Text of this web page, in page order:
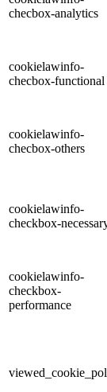
checbox-analytics
cookielawinfo-
checbox-functional
cookielawinfo-
checbox-others
cookielawinfo-
checkbox-
cookielawinfo-
checkbox-
performance